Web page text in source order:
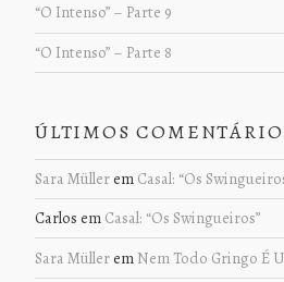
“O Intenso” – Parte 9
“O Intenso” – Parte 8
ÚLTIMOS
Sara Müllerem Casal: “Os
Carlos em Casal: “Os Swingueiros”
Sara Müllerem Nem Todo Gringo É